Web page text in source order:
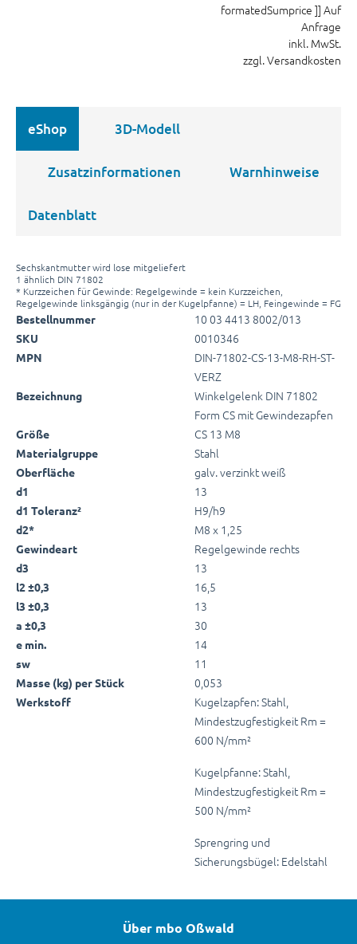
formatedSumprice ]] Auf
Anfrage
inkl. MwSt.
zzgl. Versandkosten
eShop 3D-Modell
Zusatzinformationen Warnhinweise
Datenblatt
Sechskantmutter wird lose mitgeliefert
1 ähnlich DIN 71802
* Kurzzeichen für Gewinde: Regelgewinde = kein Kurzzeichen,
Regelgewinde linksgängig (nur in der Kugelpfanne) = LH, Feingewinde = FG
Bestellnummer 10 03 4413 8002/013
SKU 0010346
MPN
DIN-71802-CS-13-M8-RH-ST-
VERZ
Bezeichnung
Winkelgelenk DIN 71802
Form CS mit Gewindezapfen
Größe CS 13 M8
Materialgruppe Stahl
Oberfläche galv. verzinkt weiß
d1 13
d1 Toleranz² H9/h9
d2* M8 x 1,25
Gewindeart Regelgewinde rechts
d3 13
l2 ±0,3 16,5
l3 ±0,3 13
a ±0,3 30
e min. 14
sw 11
Masse (kg) per Stück 0,053
Werkstoff
Kugelzapfen: Stahl,
Mindestzugfestigkeit Rm =
600 N/mm²
Kugelpfanne: Stahl,
Mindestzugfestigkeit Rm =
500 N/mm²
Sprengring und
Sicherungsbügel: Edelstahl
Über mbo Oßwald